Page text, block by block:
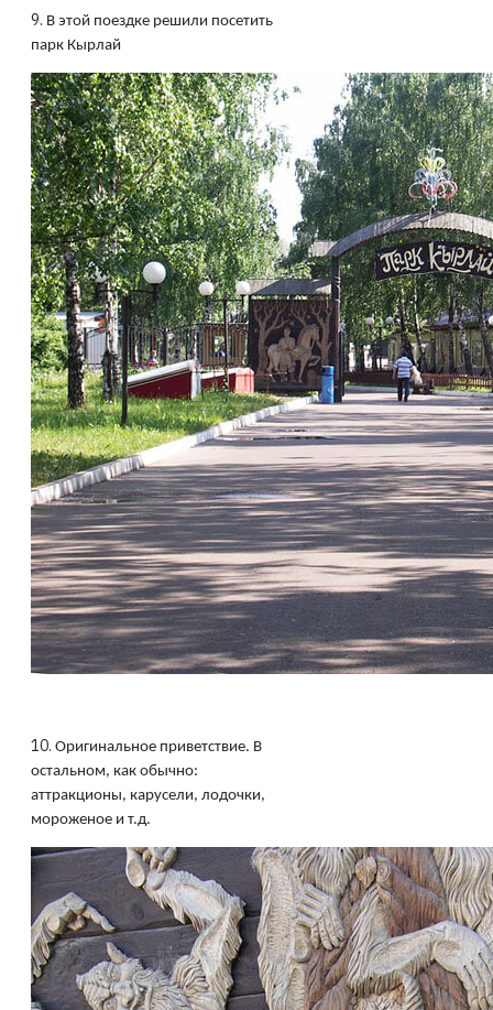
9. В этой поездке решили посетить
парк Кырлай
10. Оригинальное приветствие. В
остальном, как обычно:
аттракционы, карусели, лодочки,
мороженое и т.д.